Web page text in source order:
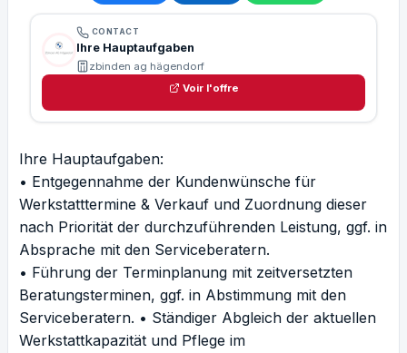
CONTACT
Ihre Hauptaufgaben
zbinden ag hägendorf
Voir l'offre
Ihre Hauptaufgaben:
• Entgegennahme der Kundenwünsche für
Werkstatttermine & Verkauf und Zuordnung dieser
nach Priorität der durchzuführenden Leistung, ggf. in
Absprache mit den Serviceberatern.
• Führung der Terminplanung mit zeitversetzten
Beratungsterminen, ggf. in Abstimmung mit den
Serviceberatern. • Ständiger Abgleich der aktuellen
Werkstattkapazität und Pflege im